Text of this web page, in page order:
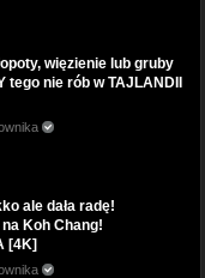
więzienie lub gruby
tego nie rób w TAJLANDII
ale dała radę!
Koh Chang!
[4K]